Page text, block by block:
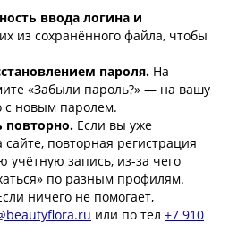
ввода логина и
из сохранённого файла, чтобы
пароля. На
«Забыли пароль?» — на вашу
с новым паролем.
повторно. Если вы уже
повторная регистрация
учётную запись, из-за чего
по разным профилям.
ничего не помогает,
или по тел +7 910